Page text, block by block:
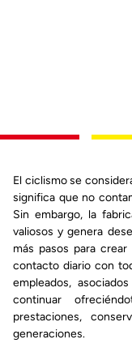
El ciclismo se
significa que no
Sin embargo, la
valiosos y genera
más pasos para
contacto diario con
empleados,
continuar
prestaciones,
generaciones.